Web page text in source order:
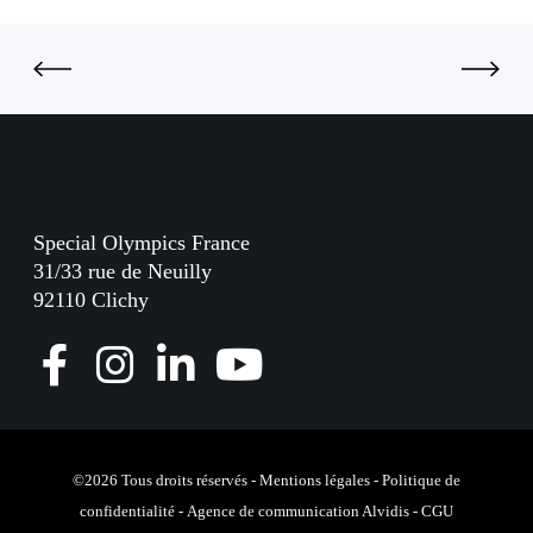
e
o
Special Olympics France
31/33 rue de Neuilly
92110 Clichy
F
I
t
L
k
Y
T
©2026 Tous droits réservés - Mentions légales - Politique de
confidentialité - Agence de communication Alvidis - CGU